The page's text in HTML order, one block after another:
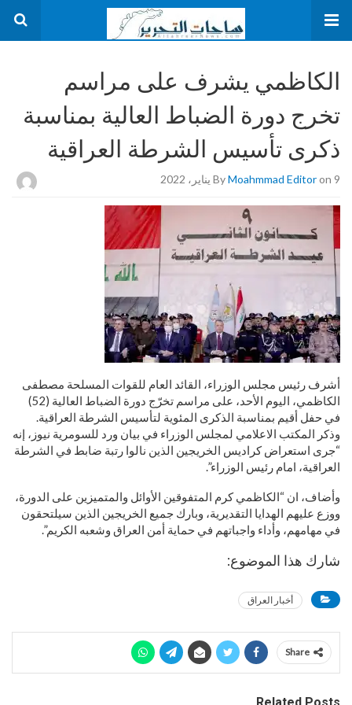
الكاظمي يشرف على مراسم
تخرج دورة الضباط العالية بمناسبة
ذكرى تأسيس الشرطة العراقية
ByMoahmmad Editoron 9 يناير، 2022
أشرف رئيس مجلس الوزراء، القائد العام للقوات المسلحة مصطفى
الكاظمي، اليوم الأحد، على مراسم تخرّج دورة الضباط العالية (52)
في حفل أقيم بمناسبة الذكرى المئوية لتأسيس الشرطة العراقية.
وذكر المكتب الاعلامي لمجلس الوزراء في بيان ورد للسومرية نيوز، إنه
“جرى استعراض كراديس الخريجين الذين نالوا رتبة ضابط في الشرطة
العراقية، امام رئيس الوزراء”.
وأضاف، ان “الكاظمي كرم المتفوقين الأوائل والمتميزين على الدورة،
ووزع عليهم الهدايا التقديرية، وبارك جميع الخريجين الذين سيلتحقون
في مهامهم، وأداء واجباتهم في حماية أمن العراق وشعبه الكريم”.
شارك هذا الموضوع:
أخبار العراق
Share